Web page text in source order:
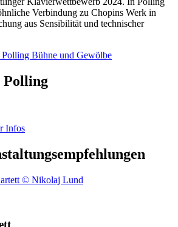
Verbindung zu Chopins Werk in
aus Sensibilität und technischer
Polling
Infos